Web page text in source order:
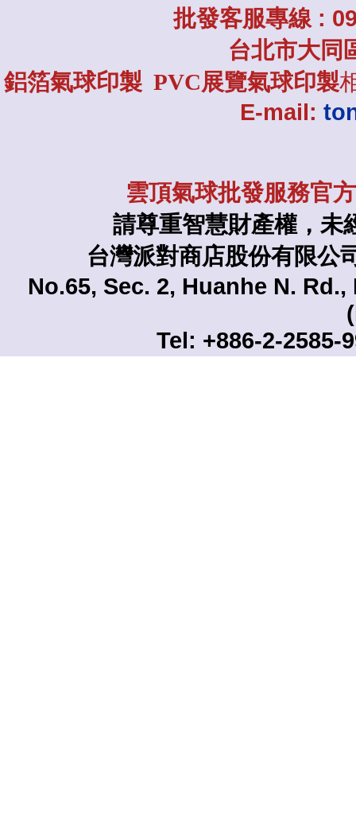
批發客服專線 :
台北市大同
鋁箔氣球印製 PVC展覽氣球印製
E-mail:
雲頂氣球批發服務官
請尊重智慧財產權，未
台灣派對商店股份有限公
No.65, Sec. 2, Huanhe N.
Tel: +886-2-2585-